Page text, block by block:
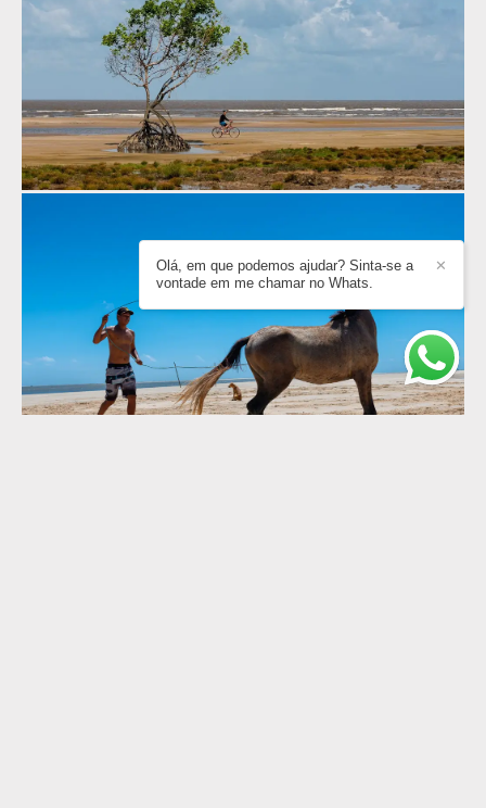
✕
Olá, em que podemos ajudar? Sinta-se a
vontade em me chamar no Whats.